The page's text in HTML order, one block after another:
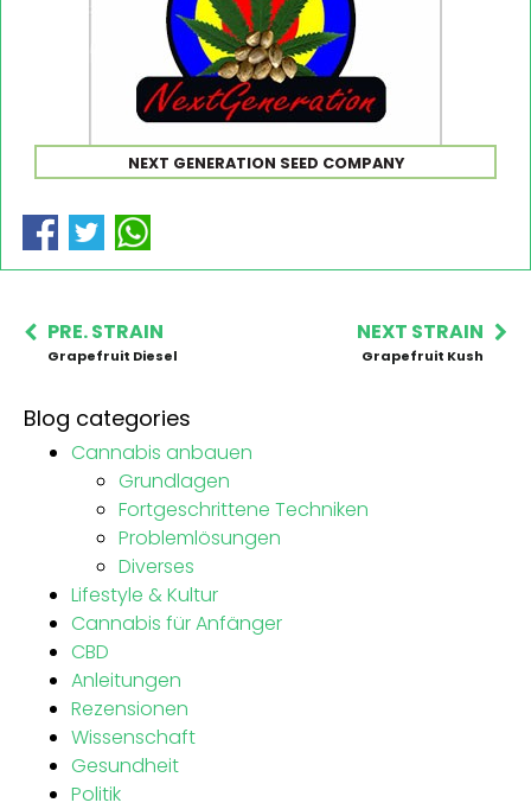
NEXT GENERATION SEED COMPANY
PRE. STRAIN
Grapefruit Diesel
NEXT STRAIN
Grapefruit Kush
Blog categories
Cannabis anbauen
Grundlagen
Fortgeschrittene Techniken
Problemlösungen
Diverses
Lifestyle & Kultur
Cannabis für Anfänger
CBD
Anleitungen
Rezensionen
Wissenschaft
Gesundheit
Politik